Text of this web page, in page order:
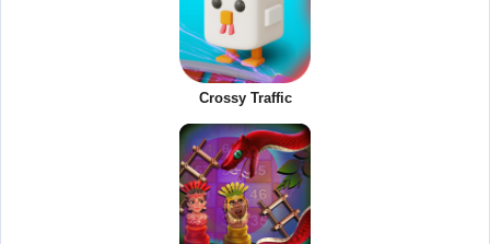
Crossy Traffic